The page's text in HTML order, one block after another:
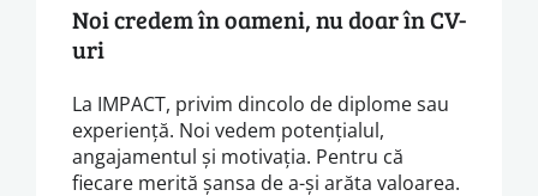
Noi credem în oameni, nu doar în CV-
uri
La IMPACT, privim dincolo de diplome sau
experiență. Noi vedem potențialul,
angajamentul și motivația. Pentru că
fiecare merită șansa de a-și arăta valoarea.